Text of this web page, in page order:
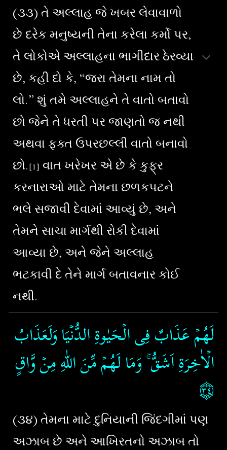
(૩૩) તે અલ્લાહ જે ખબર લેવાવાળો
છે દરેક મનુષ્યની તેના કરેલા કર્મો પર,
તે લોકોએ અલ્લાહના ભાગીદાર ઠેરવ્યા
છે, કહી દો કે, “જરા તેમના નામ તો
લો.” શું તમે અલ્લાહને તે વાતો બતાવો
છો જેને તે ધરતી પર જાણતો જ નથી
અથવા ફક્ત ઉપરછલ્લી વાતો બનાવો
છો.[1] વાત ખરેખર એ છે કે કુફ્ર
કરનારાઓ માટે તેમના છળકપટને
ભલે સજાવી દેવામાં આવ્યું છે, અને
તેમને સાચા માર્ગથી રોકી દેવામાં
આવ્યા છે, અને જેને અલ્લાહ
ભટકાવી દે તેને માર્ગ બતાવનાર કોઈ
નથી.
لَهُمۡ عَذَابٌ فِى الۡحَيٰوةِ الدُّنۡيَا​ وَلَعَذَابُ
الۡاٰخِرَةِ اَشَقُّ​ ۚ وَمَا لَهُمۡ مِّنَ اللّٰهِ مِنۡ وَّاقٍ‏
۝٣٤
(૩૪) તેમના માટે દુનિયાની જિંદગીમાં પણ
અઝાબ છે અને આખિરતનો અઝાબ તો